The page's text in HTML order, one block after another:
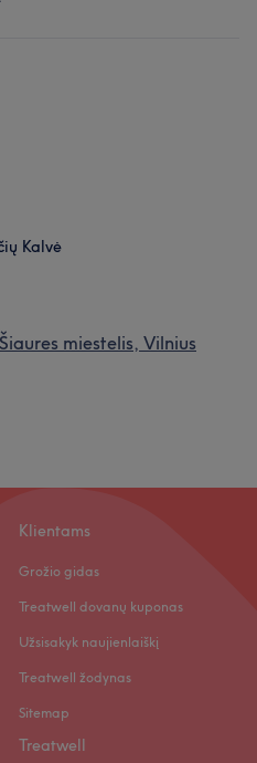
Kalvė
miestelis, Vilnius
Klientams
Grožio gidas
Treatwell dovanų kuponas
Užsisakyk naujienlaiškį
Treatwell žodynas
Sitemap
Treatwell